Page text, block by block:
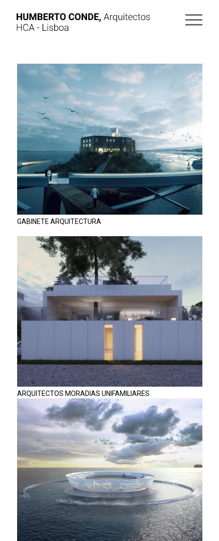
GABINETE ARQUITECTURA
ARQUITECTOS MORADIAS UNIFAMILIARES